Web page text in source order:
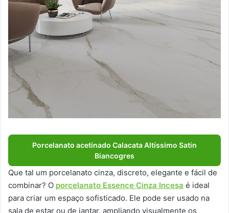
Porcelanato acetinado Calacata Altíssimo Satin
Biancogres
Que tal um porcelanato cinza, discreto, elegante e fácil de
combinar? O porcelanato Essence Cinza Incesa é ideal
para criar um espaço sofisticado. Ele pode ser usado na
sala de estar ou de jantar, ampliando visualmente os